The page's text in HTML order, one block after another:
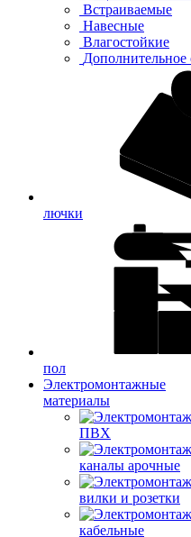
Встраиваемые
Навесные
Влагостойкие
Дополнительное
лючки
пол
Электромонтажные
материалы
ПВХ
каналы арочные
вилки и розетки
кабельные